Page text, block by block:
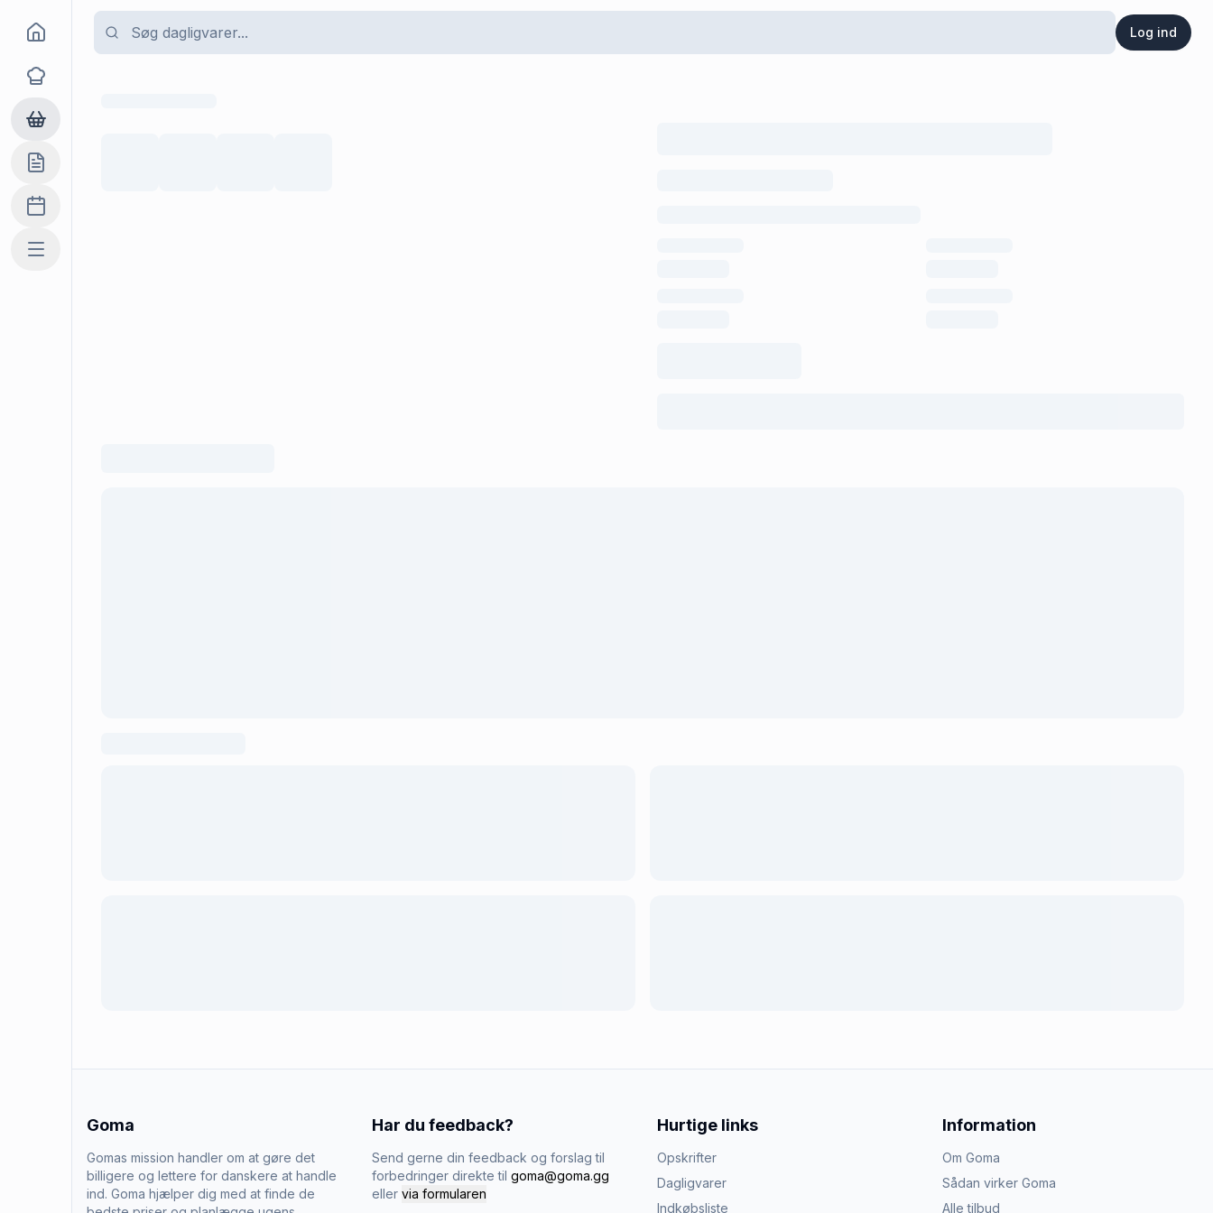
Log ind
Goma
Opskrifter
Dagligvarer
Indkøbslisten
Madplan
Mere
Goma
Gomas mission handler om at gøre det
billigere og lettere for danskere at handle
ind. Goma hjælper dig med at finde de
Har du feedback?
Send gerne din feedback og forslag til
forbedringer direkte til goma@goma.gg
eller via formularen
Hurtige links
Opskrifter
Dagligvarer
Indkøbsliste
Information
Om Goma
Sådan virker Goma
Alle tilbud